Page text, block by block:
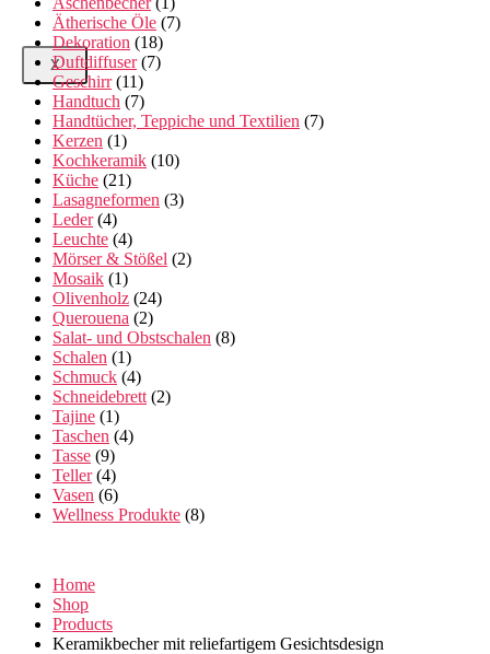
X
Ätherische Öle (7)
Dekoration (18)
Duftdiffuser (7)
Geschirr (11)
Handtuch (7)
Handtücher, Teppiche und Textilien (7)
Kerzen (1)
Kochkeramik (10)
Küche (21)
Lasagneformen (3)
Leder (4)
Leuchte (4)
Mörser & Stößel (2)
Mosaik (1)
Olivenholz (24)
Querouena (2)
Salat- und Obstschalen (8)
Schalen (1)
Schmuck (4)
Schneidebrett (2)
Tajine (1)
Taschen (4)
Tasse (9)
Teller (4)
Vasen (6)
Wellness Produkte (8)
Home
Shop
Products
Keramikbecher mit reliefartigem Gesichtsdesign